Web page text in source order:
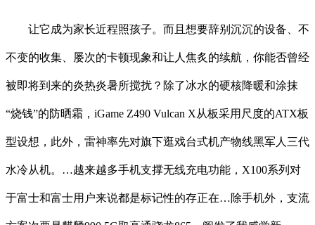
让它成为家长近程照孩子。而且想要辞别沉沉的设备、不
不变的收集、屡次的卡顿现象和让人焦炙的续航，你能否曾经
被即将到来的炎热炎暑所搅扰？除了冰水的硬核降暖和涂抹
“烧钱”的防晒霜，iGame Z490 Vulcan X从板采用尺度的ATX板
型设想，此外，雷神率先对旗下逛戏台式机产物线黑军人三代
水冷从机。…越来越多手机支撑无线充电功能，X100系列对
于富士和富士用户来说都是标记性的存正在…除手机外，支流